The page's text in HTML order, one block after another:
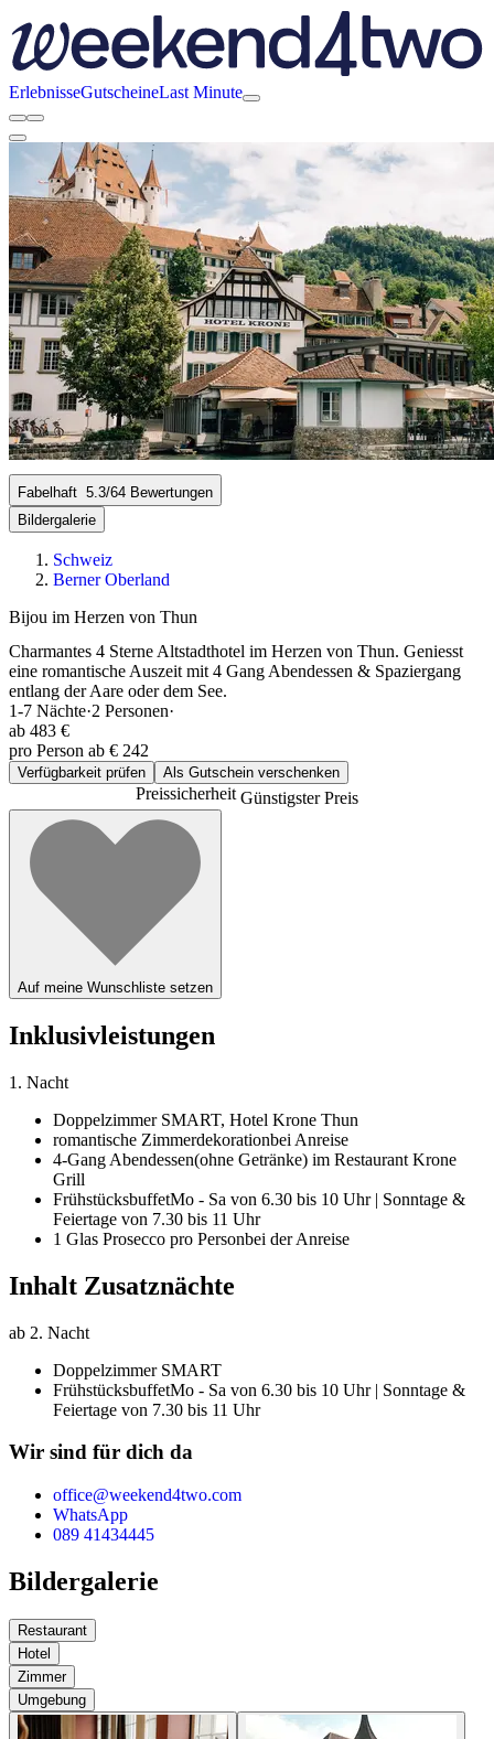
ErlebnisseGutscheineLast Minute
Fabelhaft 5.3/64 Bewertungen
Bildergalerie
Schweiz
Berner Oberland
Bijou im Herzen von Thun
Charmantes 4 Sterne Altstadthotel im Herzen von Thun. Geniesst
eine romantische Auszeit mit 4 Gang Abendessen & Spaziergang
entlang der Aare oder dem See.
1-7 Nächte·2 Personen·
ab 483 €
pro Person ab € 242
Verfügbarkeit prüfen Als Gutschein verschenken
PreissicherheitGünstigster Preis
Auf meine Wunschliste setzen
Inklusivleistungen
1. Nacht
Doppelzimmer SMART, Hotel Krone Thun
romantische Zimmerdekorationbei Anreise
4-Gang Abendessen(ohne Getränke) im Restaurant Krone
Grill
FrühstücksbuffetMo - Sa von 6.30 bis 10 Uhr | Sonntage &
Feiertage von 7.30 bis 11 Uhr
1 Glas Prosecco pro Personbei der Anreise
Inhalt Zusatznächte
ab 2. Nacht
Doppelzimmer SMART
FrühstücksbuffetMo - Sa von 6.30 bis 10 Uhr | Sonntage &
Feiertage von 7.30 bis 11 Uhr
Wir sind für dich da
office@weekend4two.com
WhatsApp
089 41434445
Bildergalerie
Restaurant
Hotel
Zimmer
Umgebung